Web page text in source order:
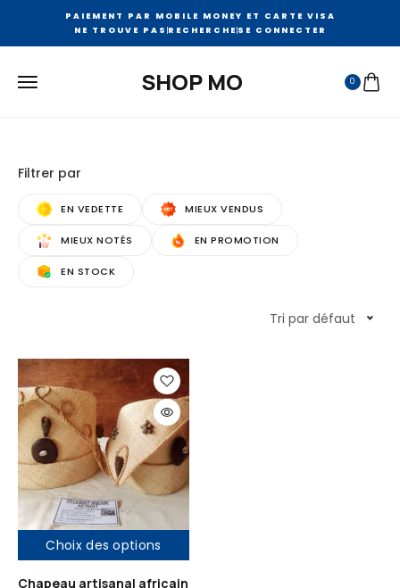
PAIEMENT PAR MOBILE MONEY ET CARTE VISA
NE TROUVE PAS RECHERCHESE CONNECTER
SHOP MO 0
Filtrer par
EN VEDETTE MIEUX VENDUS
MIEUX NOTÉS EN PROMOTION
EN STOCK
Tri par défaut
Choix des options
Chapeau artisanal africain